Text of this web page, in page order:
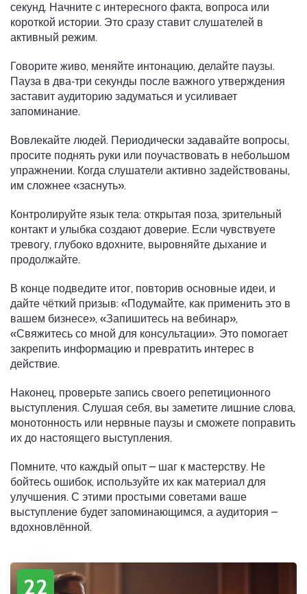
секунд. Начните с интересного факта, вопроса или
короткой истории. Это сразу ставит слушателей в
активный режим.
Говорите живо, меняйте интонацию, делайте паузы.
Пауза в два‑три секунды после важного утверждения
заставит аудиторию задуматься и усиливает
запоминание.
Вовлекайте людей. Периодически задавайте вопросы,
просите поднять руки или поучаствовать в небольшом
упражнении. Когда слушатели активно задействованы,
им сложнее «заснуть».
Контролируйте язык тела: открытая поза, зрительный
контакт и улыбка создают доверие. Если чувствуете
тревогу, глубоко вдохните, выровняйте дыхание и
продолжайте.
В конце подведите итог, повторив основные идеи, и
дайте чёткий призыв: «Подумайте, как применить это в
вашем бизнесе», «Запишитесь на вебинар»,
«Свяжитесь со мной для консультации». Это помогает
закрепить информацию и превратить интерес в
действие.
Наконец, проверьте запись своего репетиционного
выступления. Слушая себя, вы заметите лишние слова,
монотонность или нервные паузы и сможете поправить
их до настоящего выступления.
Помните, что каждый опыт – шаг к мастерству. Не
бойтесь ошибок, используйте их как материал для
улучшения. С этими простыми советами ваше
выступление будет запоминающимся, а аудитория –
вдохновлённой.
22